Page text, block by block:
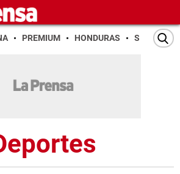
PREMIUM HONDURAS SAN PEDRO